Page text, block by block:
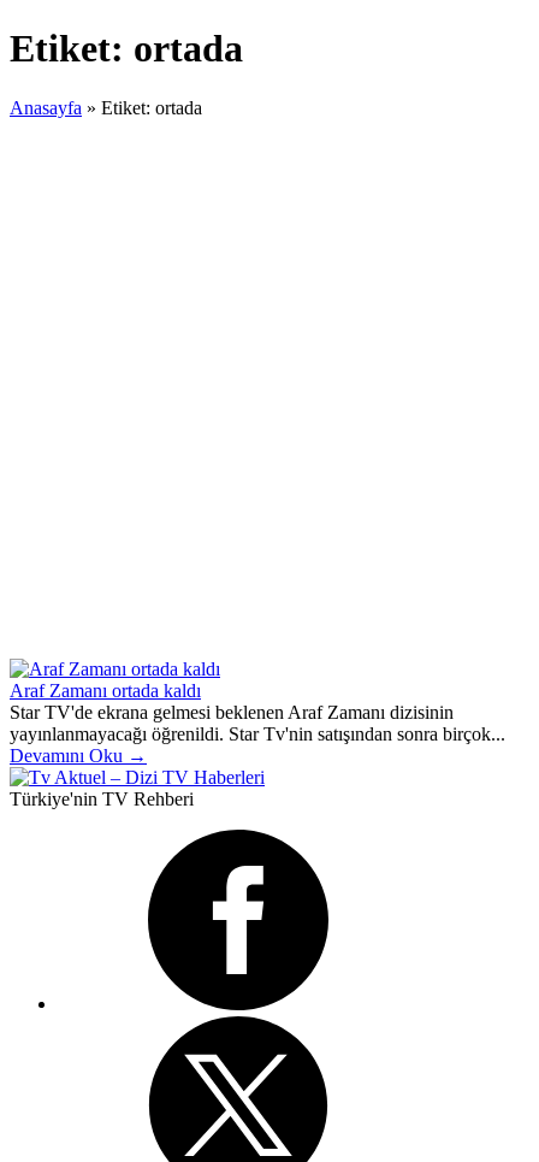
Etiket: ortada
Anasayfa » Etiket: ortada
Araf Zamanı ortada kaldı
Star TV'de ekrana gelmesi beklenen Araf Zamanı dizisinin
yayınlanmayacağı öğrenildi. Star Tv'nin satışından sonra birçok...
Devamını Oku →
Türkiye'nin TV Rehberi